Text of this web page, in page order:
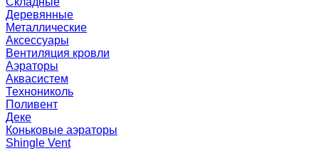
Деревянные
Металлические
Аксессуары
Вентиляция кровли
Аэраторы
Аквасистем
Технониколь
Поливент
Деке
Коньковые аэраторы
Shingle Vent